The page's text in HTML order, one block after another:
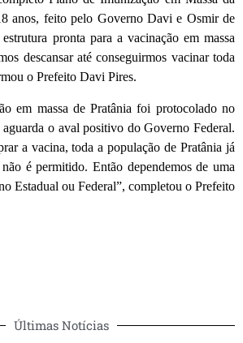
anos, feito pelo Governo Davi e Osmir de
pronta para a vacinação em massa
descansar até conseguirmos vacinar toda
o Prefeito Davi Pires.
em massa de Pratânia foi protocolado no
o aval positivo do Governo Federal.
a vacina, toda a população de Pratânia já
é permitido. Então dependemos de uma
Estadual ou Federal”, completou o Prefeito
Últimas Notícias